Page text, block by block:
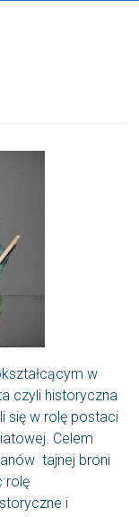
w
czyli historyczna
się w rolę postaci
Celem
tajnej broni
rolę
i